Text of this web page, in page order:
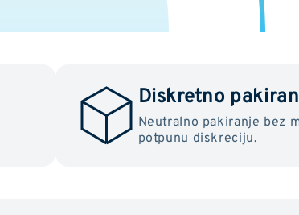
Diskretno
Neutralno pakiranje bez
potpunu diskreciju.